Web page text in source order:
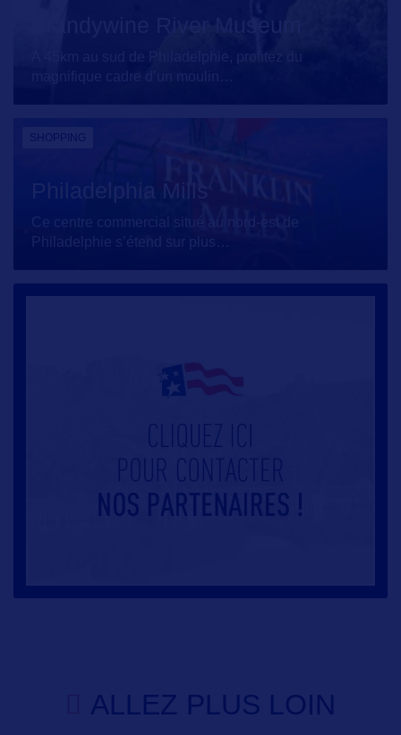
Brandywine River Museum
A 45km au sud de Philadelphie, profitez du
SHOPPING
Philadelphia Mills
Ce centre commercial situé au nord-est de
Philadelphie s’étend sur plus
ALLEZ PLUS LOIN